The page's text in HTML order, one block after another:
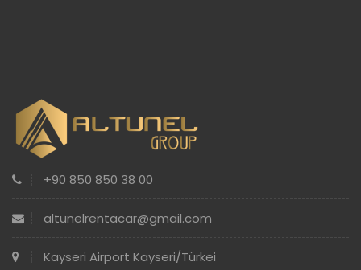
+90 850 850 38 00
altunelrentacar@gmail.com
Kayseri Airport Kayseri/Türkei